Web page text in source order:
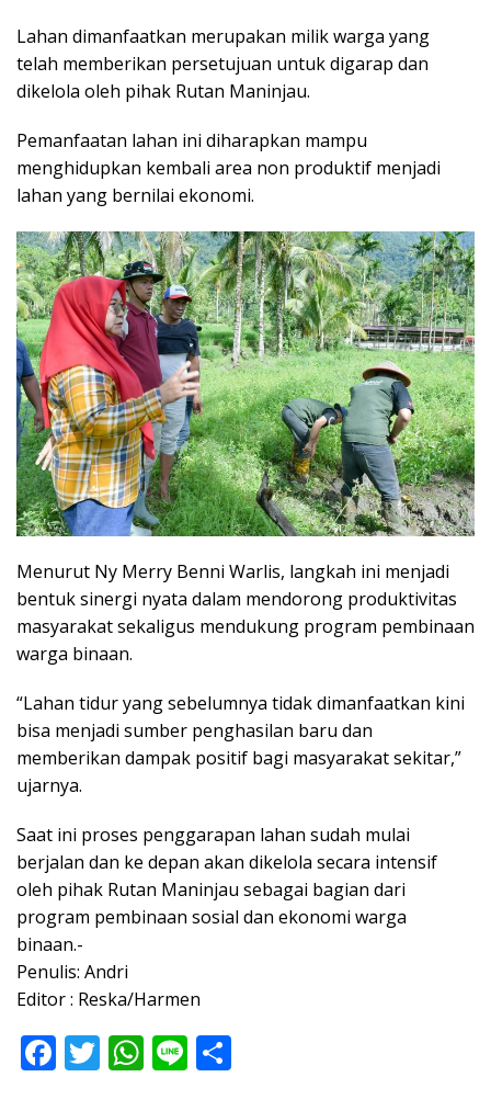
Lahan dimanfaatkan merupakan milik warga yang
telah memberikan persetujuan untuk digarap dan
dikelola oleh pihak Rutan Maninjau.
Pemanfaatan lahan ini diharapkan mampu
menghidupkan kembali area non produktif menjadi
lahan yang bernilai ekonomi.
Menurut Ny Merry Benni Warlis, langkah ini menjadi
bentuk sinergi nyata dalam mendorong produktivitas
masyarakat sekaligus mendukung program pembinaan
warga binaan.
“Lahan tidur yang sebelumnya tidak dimanfaatkan kini
bisa menjadi sumber penghasilan baru dan
memberikan dampak positif bagi masyarakat sekitar,”
ujarnya.
Saat ini proses penggarapan lahan sudah mulai
berjalan dan ke depan akan dikelola secara intensif
oleh pihak Rutan Maninjau sebagai bagian dari
program pembinaan sosial dan ekonomi warga
binaan.-
Penulis: Andri
Editor : Reska/Harmen
F T W Li